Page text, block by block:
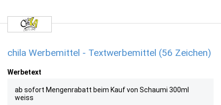
chila Werbemittel - Textwerbemittel (56 Zeichen)
Werbetext
ab sofort Mengenrabatt beim Kauf von Schaumi 300ml
weiss